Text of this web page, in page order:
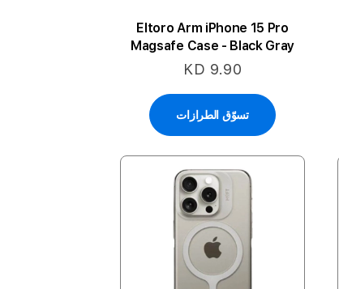
Eltoro Arm iPhone 15 Pro
Magsafe Case - Black Gray
KD 9.90
تسوّق الطرازات